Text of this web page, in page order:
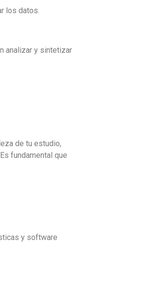
los datos.
analizar y sintetizar
de tu estudio,
fundamental que
y software